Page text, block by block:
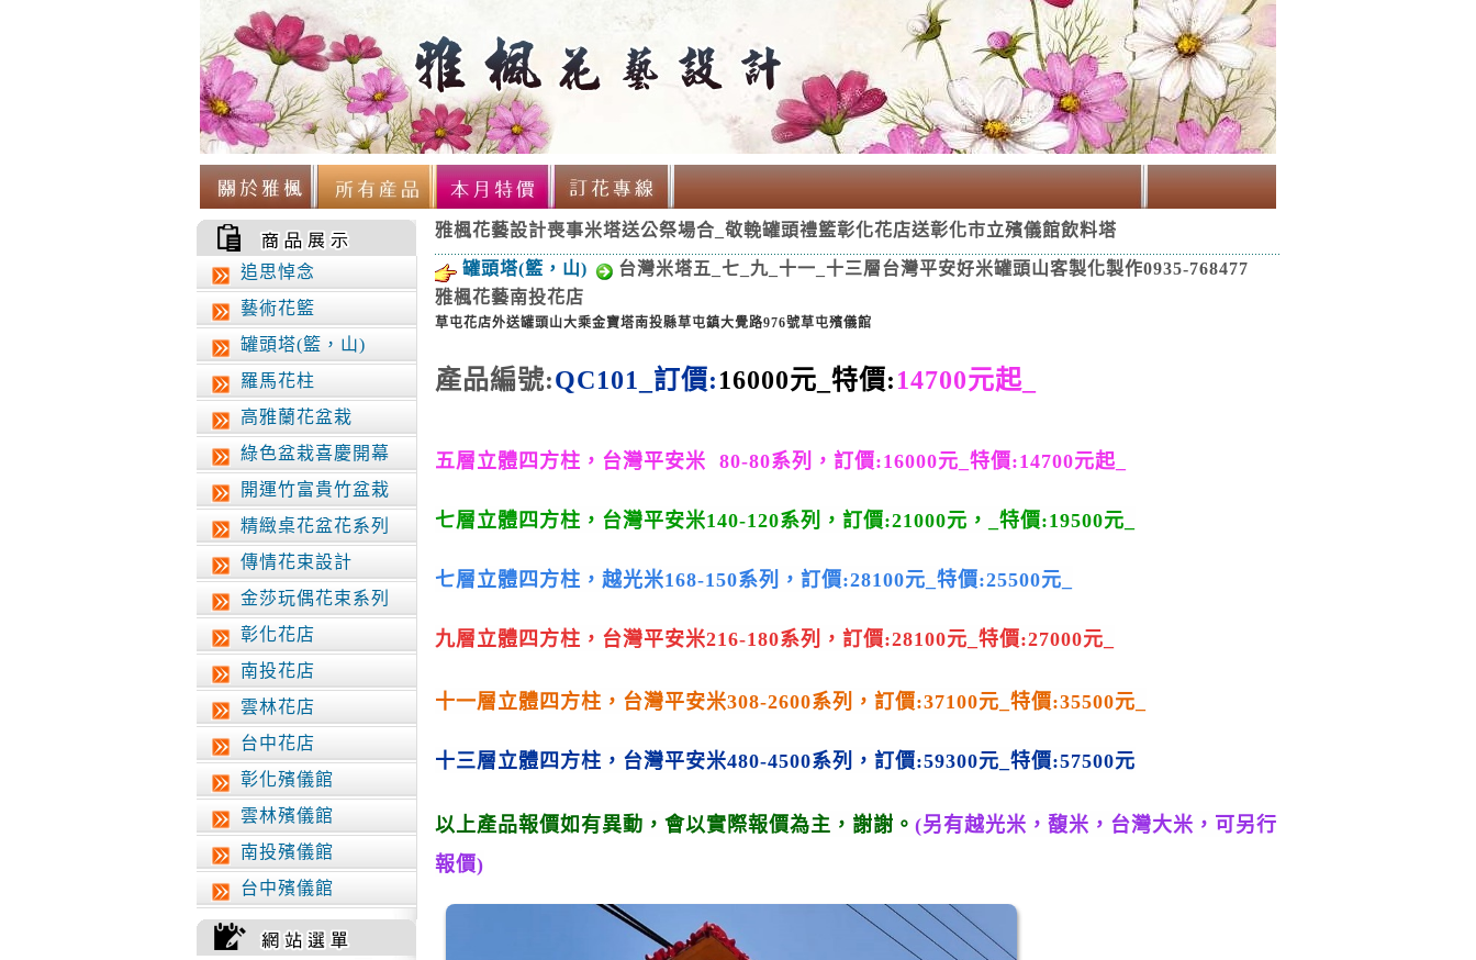
追思悼念
藝術花籃
罐頭塔(籃，山)
羅馬花柱
高雅蘭花盆栽
綠色盆栽喜慶開幕
開運竹富貴竹盆栽
精緻桌花盆花系列
傳情花束設計
金莎玩偶花束系列
彰化花店
南投花店
雲林花店
台中花店
彰化殯儀館
雲林殯儀館
南投殯儀館
台中殯儀館
雅楓花藝設計喪事米塔送公祭場合_敬輓罐頭禮籃彰化花店送彰化市立殯儀館飲料塔
罐頭塔(籃，山)
台灣米塔五_七_九_十一_十三層台灣平安好米罐頭山客製化製作0935-768477
雅楓花藝南投花店
草屯花店外送罐頭山大乘金寶塔南投縣草屯鎮大覺路976號草屯殯儀館
產品編號:QC101 訂價:16000元_特價:14700元起_
五層立體 四 方柱， 台灣平安米 80-80系列， 訂價:16000元_特價:14700元起_
七層立體 四 方柱， 台灣平安米140-120系列， 訂價:21000元，_特價:19500元_
七層立體 四 方柱， 越光米168-150系列， 訂價:28100元_特價:25500元_
九層立體 四 方柱， 台灣平安米216-180系列， 訂價:28100元_特價:27000元_
十一層立體 四 方柱， 台灣平安米308-2600系列， 訂價:37100元 特價:35500元_
十三層立體 四 方柱， 台灣平安米480-4500系列， 訂價:59300元_ 特價:57500元
以上產品報價如有異動，會以實際報價為主，謝謝。 (另有越光米，馥米，台灣大米， 可另行
報價)